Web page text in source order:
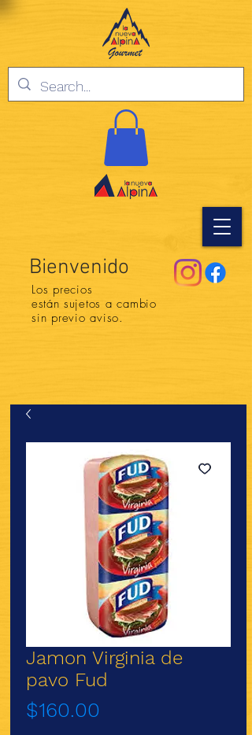
Bienvenido
Los precios
están sujetos a cambio
sin previo aviso.
Jamon Virginia de
pavo Fud
$160.00